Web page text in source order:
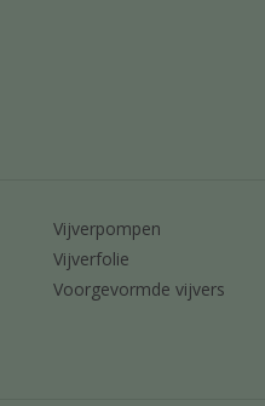
Vijverpompen
Vijverfolie
Voorgevormde vijvers